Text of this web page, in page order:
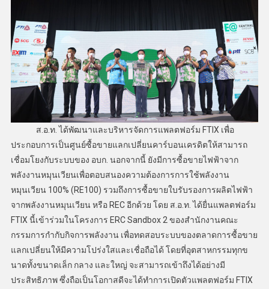
ส.อ.ท. ได้พัฒนาและบริหารจัดการแพลตฟอร์ม FTIX เพื่อ
ประกอบการเป็นศูนย์ซื้อขายแลกเปลี่ยนคาร์บอนเครดิตให้สามารถ
เชื่อมโยงกับระบบของ อบก. นอกจากนี้ ยังมีการซื้อขายไฟฟ้าจาก
พลังงานหมุนเวียนเพื่อตอบสนองความต้องการการใช้พลังงาน
หมุนเวียน 100% (RE100) รวมถึงการซื้อขายใบรับรองการผลิตไฟฟ้า
จากพลังงานหมุนเวียน หรือ REC อีกด้วย โดย ส.อ.ท. ได้ยื่นแพลตฟอร์ม
FTIX นี้เข้าร่วมในโครงการ ERC Sandbox 2 ของสำนักงานคณะ
กรรมการกำกับกิจการพลังงาน เพื่อทดสอบระบบของตลาดการซื้อขาย
แลกเปลี่ยนให้มีความโปร่งใสและเชื่อถือได้ โดยที่อุตสาหกรรมทุกข
นาดทั้งขนาดเล็ก กลาง และใหญ่ จะสามารถเข้าถึงได้อย่างมี
ประสิทธิภาพ ซึ่งถือเป็นโอกาสดีจะได้ทำการเปิดตัวแพลตฟอร์ม FTIX